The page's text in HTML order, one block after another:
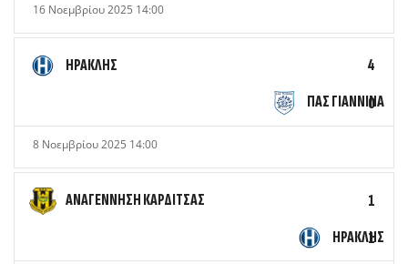
16 Νοεμβρίου 2025 14:00
ΗΡΑΚΛΗΣ
4
ΠΑΣ ΓΙΑΝΝΙΝΑ
0
8 Νοεμβρίου 2025 14:00
ΑΝΑΓΕΝΝΗΣΗ ΚΑΡΔΙΤΣΑΣ
1
ΗΡΑΚΛΗΣ
1